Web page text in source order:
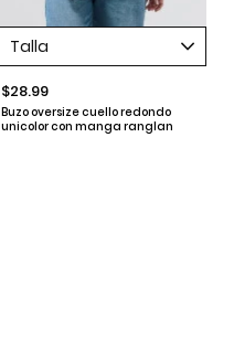
Talla
$28.99
Buzo oversize cuello redondo
unicolor con manga ranglan